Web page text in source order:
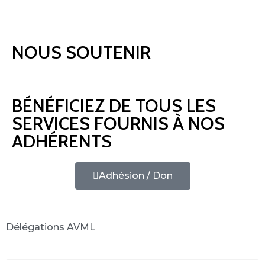
NOUS SOUTENIR
BÉNÉFICIEZ DE TOUS LES
SERVICES FOURNIS À NOS
ADHÉRENTS
Adhésion / Don
Délégations AVML